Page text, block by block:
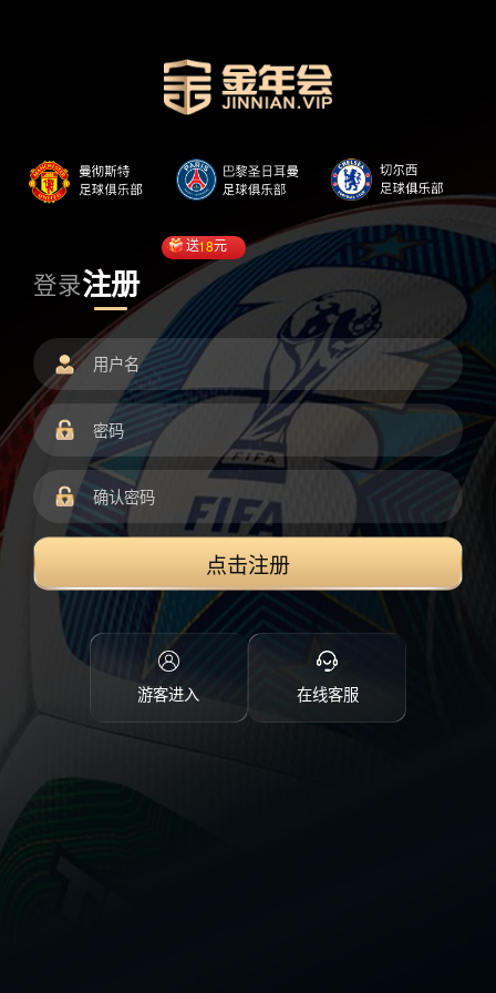
登录注册
送18元
点击注册
游客进入 在线客服